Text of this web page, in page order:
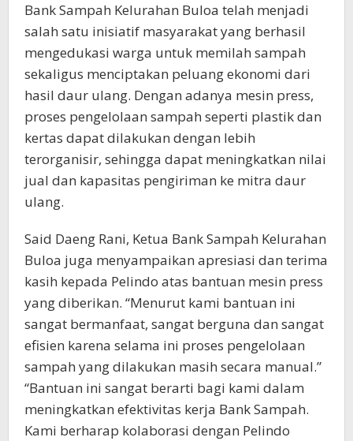
Bank Sampah Kelurahan Buloa telah menjadi
salah satu inisiatif masyarakat yang berhasil
mengedukasi warga untuk memilah sampah
sekaligus menciptakan peluang ekonomi dari
hasil daur ulang. Dengan adanya mesin press,
proses pengelolaan sampah seperti plastik dan
kertas dapat dilakukan dengan lebih
terorganisir, sehingga dapat meningkatkan nilai
jual dan kapasitas pengiriman ke mitra daur
ulang.
Said Daeng Rani, Ketua Bank Sampah Kelurahan
Buloa juga menyampaikan apresiasi dan terima
kasih kepada Pelindo atas bantuan mesin press
yang diberikan. “Menurut kami bantuan ini
sangat bermanfaat, sangat berguna dan sangat
efisien karena selama ini proses pengelolaan
sampah yang dilakukan masih secara manual.”
“Bantuan ini sangat berarti bagi kami dalam
meningkatkan efektivitas kerja Bank Sampah.
Kami berharap kolaborasi dengan Pelindo